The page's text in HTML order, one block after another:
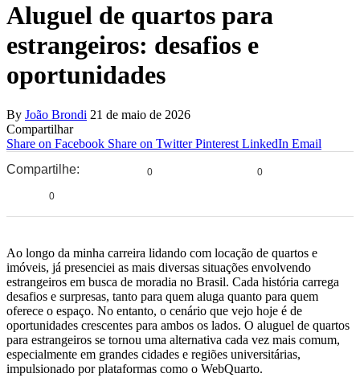
Aluguel de quartos para
estrangeiros: desafios e
oportunidades
By João Brondi 21 de maio de 2026
Compartilhar
Share on Facebook Share on Twitter Pinterest LinkedIn Email
Compartilhe:
0 0
0
Ao longo da minha carreira lidando com locação de quartos e
imóveis, já presenciei as mais diversas situações envolvendo
estrangeiros em busca de moradia no Brasil. Cada história carrega
desafios e surpresas, tanto para quem aluga quanto para quem
oferece o espaço. No entanto, o cenário que vejo hoje é de
oportunidades crescentes para ambos os lados. O aluguel de quartos
para estrangeiros se tornou uma alternativa cada vez mais comum,
especialmente em grandes cidades e regiões universitárias,
impulsionado por plataformas como o WebQuarto.